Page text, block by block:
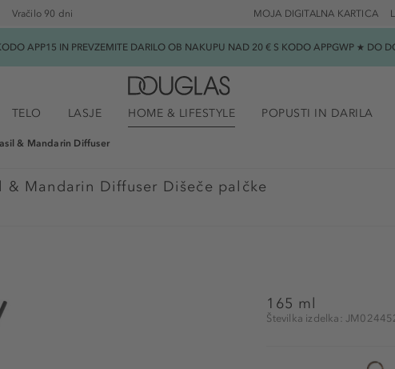
Vračilo 90 dni MOJA DIGITALNA KARTICA
APP15 IN PREVZEMITE DARILO OB NAKUPU NAD 20 € S KODO APPGWP ★ DO
TELO LASJE HOME & LIFESTYLE POPUSTI IN DARILA
& Mandarin Diffuser
& Mandarin Diffuser Dišeče palčke
165 ml
Številka izdelka: